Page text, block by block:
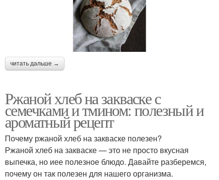
читать дальше →
Ржаной хлеб на закваске с
семечками и тмином: полезный и
ароматный рецепт
Почему ржаной хлеб на закваске полезен?
Ржаной хлеб на закваске — это не просто вкусная
выпечка, но иее полезное блюдо. Давайте разберемся,
почему он так полезен для нашего организма.